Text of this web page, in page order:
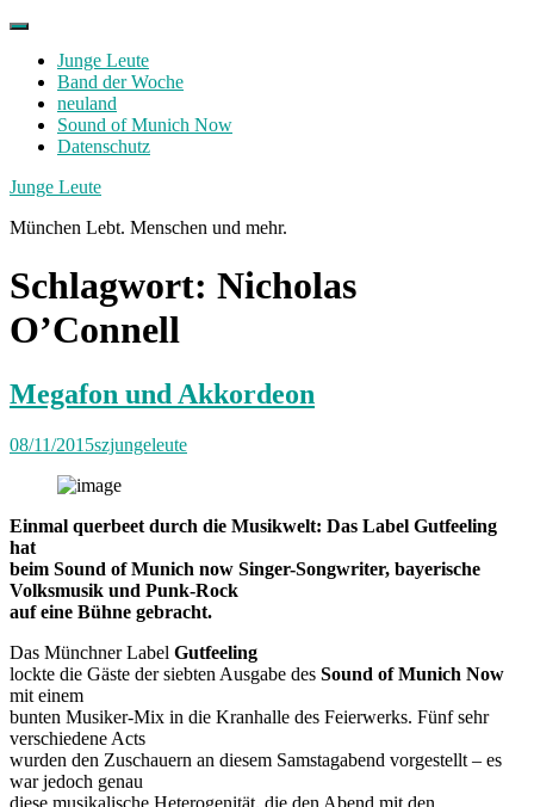
Skip
contentJunge Leute
Band der Woche
neuland
Sound of Munich Now
Datenschutz
Facebook
Twitter
Instagram
Junge Leute
München Lebt. Menschen und mehr.
Schlagwort: Nicholas
O’Connell
Megafon und Akkordeon
08/11/2015szjungeleute
Einmal querbeet durch die Musikwelt: Das Label Gutfeeling
hat
beim Sound of Munich now Singer-Songwriter, bayerische
Volksmusik und Punk-Rock
auf eine Bühne gebracht.
Das Münchner Label Gutfeeling
lockte die Gäste der siebten Ausgabe des Sound of Munich Now
mit einem
bunten Musiker-Mix in die Kranhalle des Feierwerks. Fünf sehr
verschiedene Acts
wurden den Zuschauern an diesem Samstagabend vorgestellt – es
war jedoch genau
diese musikalische Heterogenität, die den Abend mit den